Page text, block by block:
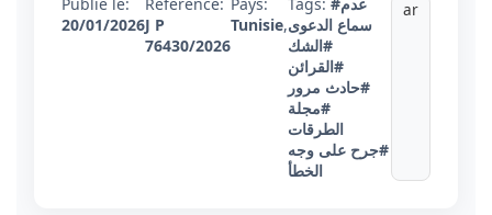
20/01/2026J P
76430/2026
Tunisie,سماع الدعوى
#الشك
#القرائن
#حادث مرور
#مجلة
الطرقات
#جرح على وجه
الخطأ
ar